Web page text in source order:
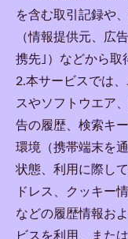
を含む取引記録や
（情報提供元、広
携先｣）などから取
2.本サービスでは
スやソフトウエア
告の履歴、検索キ
環境（携帯端末を
状態、利用に際し
ドレス、クッキー
などの履歴情報お
ビスを利用、また